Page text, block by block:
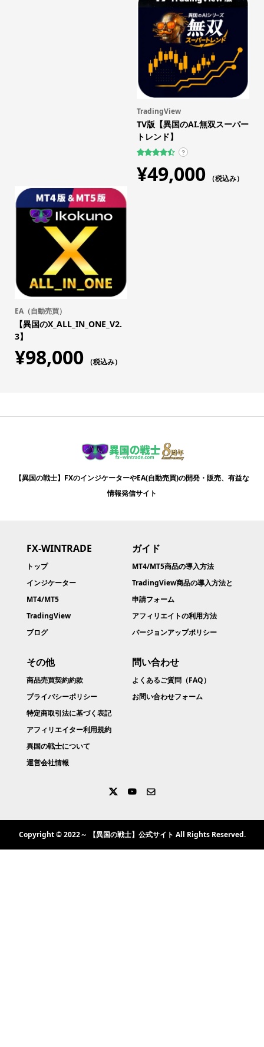
TradingView
TV版【異国のAI.無双スーパー
トレンド】
者評価に
基づく5段
?
¥49,000 （税込み）
EA（自動売買）
【異国のX_ALL_IN_ONE_V2.
3】
¥98,000 （税込み）
【異国の戦士】FXのインジケーターやEA(自動売買)の開発・販売、有益な
情報発信サイト
FX-WINTRADE
トップ
インジケーター
MT4/MT5
TradingView
ブログ
ガイド
MT4/MT5商品の導入方法
TradingView商品の導入方法と
申請フォーム
アフィリエイトの利用方法
バージョンアップポリシー
その他
商品売買契約約款​
プライバシーポリシー
特定商取引法に基づく表記
アフィリエイター利用規約
異国の戦士について
運営会社情報
問い合わせ
よくあるご質問（FAQ）
お問い合わせフォーム
Copyright © 2022～ 【異国の戦士】公式サイト All Rights Reserved.